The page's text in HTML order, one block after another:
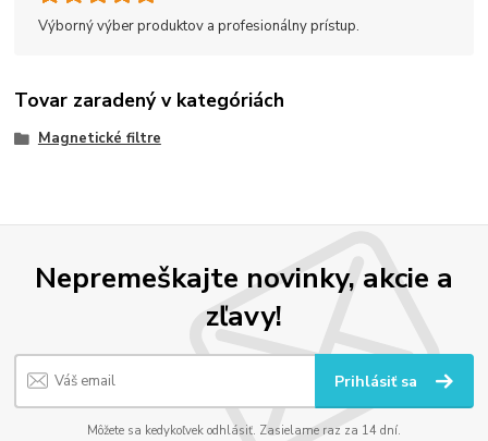
Výborný výber produktov a profesionálny prístup.
Tovar zaradený v kategóriách
Magnetické filtre
Nepremeškajte novinky, akcie a
zľavy!
Prihlásiť sa
Môžete sa kedykoľvek odhlásiť. Zasielame raz za 14 dní.